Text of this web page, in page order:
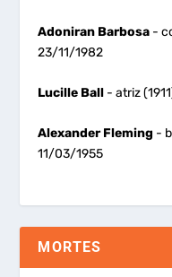
Adoniran Barbosa -
23/11/1982
Lucille Ball - atriz
Alexander Fleming -
11/03/1955
MORTES